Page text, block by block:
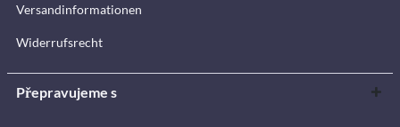
Versandinformationen
Widerrufsrecht
Přepravujeme s